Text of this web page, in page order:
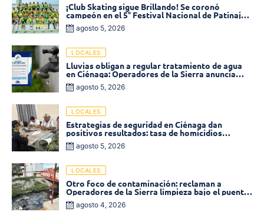
¡Club Skating sigue Brillando! Se coronó
campeón en el 5° Festival Nacional de Patinaje
«Soledad sobre Ruedas»
agosto 5, 2026
LOCALES
Lluvias obligan a regular tratamiento de agua
en Ciénaga: Operadores de la Sierra anuncia
baja presión en varios sectores
agosto 5, 2026
LOCALES
Estrategias de seguridad en Ciénaga dan
positivos resultados: tasa de homicidios
disminuyó un 58% en 2026
agosto 5, 2026
LOCALES
Otro foco de contaminación: reclaman a
Operadores de la Sierra limpieza bajo el puente
de la calle 19 con carrera 11
agosto 4, 2026